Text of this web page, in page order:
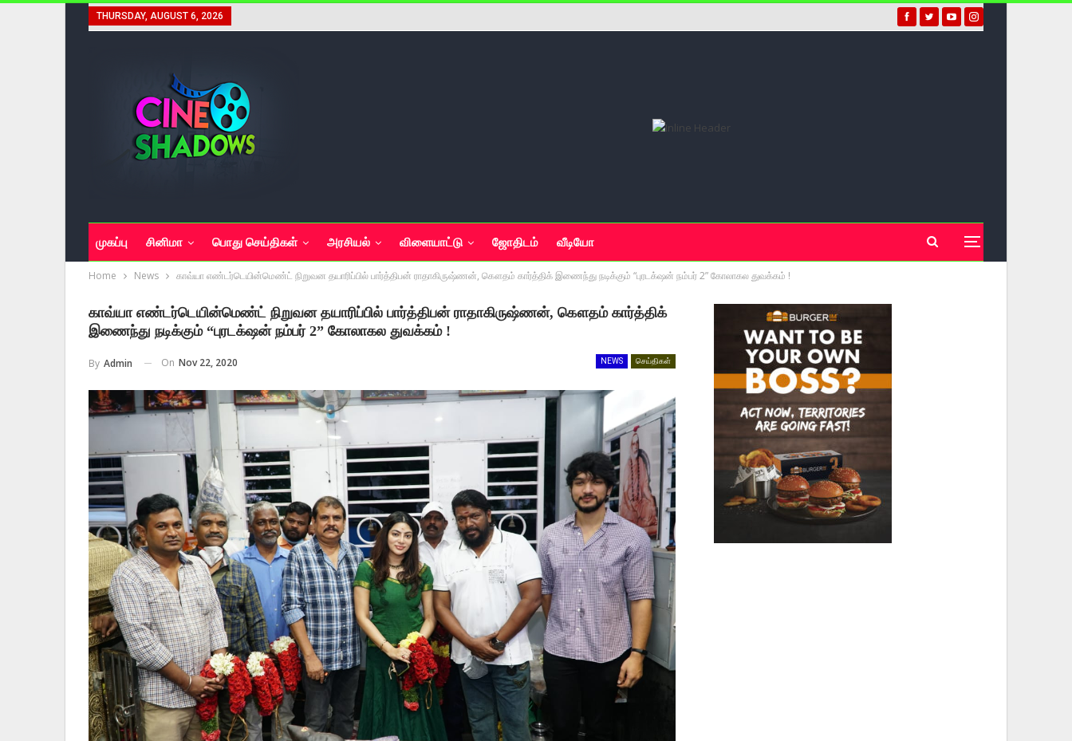
THURSDAY, AUGUST 6, 2026
முகப்பு சினிமா பொது செய்திகள் அரசியல் விளையாட்டு ஜோதிடம் வீடியோ
Home News காவ்யா எண்டர்டெயின்மெண்ட் நிறுவன தயாரிப்பில் பார்த்திபன் ராதாகிருஷ்ணன், கௌதம் கார்த்திக் இணைந்து நடிக்கும் “புரடக்‌ஷன் நம்பர் 2” கோலாகல துவக்கம் !
காவ்யா எண்டர்டெயின்மெண்ட் நிறுவன தயாரிப்பில் பார்த்திபன் ராதாகிருஷ்ணன், கௌதம் கார்த்திக்
இணைந்து நடிக்கும் “புரடக்‌ஷன் நம்பர் 2” கோலாகல துவக்கம் !
NEWS செய்திகள்
By Admin On Nov 22, 2020